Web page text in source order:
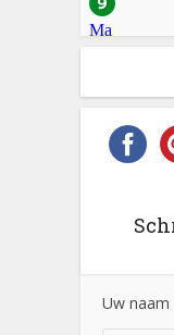
Uw naam